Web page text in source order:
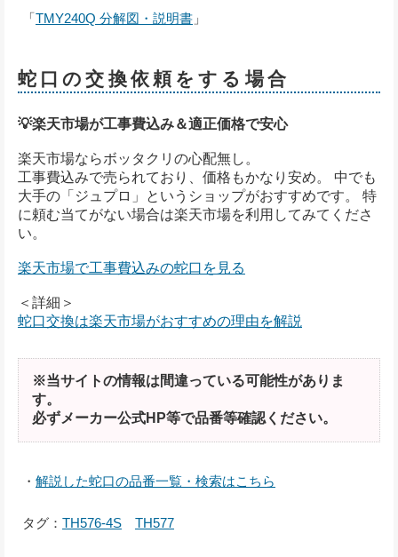
「TMY240Q 分解図・説明書 」
蛇口の交換依頼をする場合
💡楽天市場が工事費込み＆適正価格で安心
楽天市場ならボッタクリの心配無し。
工事費込みで売られており、価格もかなり安め。 中でも
大手の「ジュプロ」というショップがおすすめです。 特
に頼む当てがない場合は楽天市場を利用してみてくださ
い。
楽天市場で工事費込みの蛇口を見る
＜詳細＞
蛇口交換は楽天市場がおすすめの理由を解説
※当サイトの情報は間違っている可能性がありま
す。
必ずメーカー公式HP等で品番等確認ください。
・ 解説した蛇口の品番一覧・検索はこちら
タグ： TH576-4S TH577